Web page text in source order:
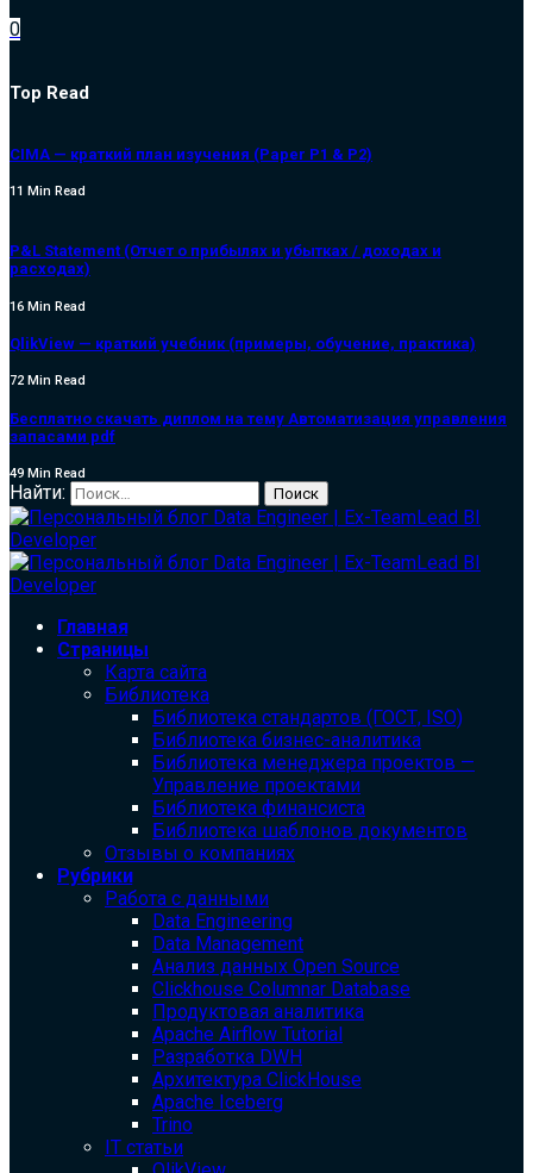
0
Top Read
CIMA — краткий план изучения (Paper P1 & P2)
11 Min Read
P&L Statement (Отчет о прибылях и убытках / доходах и
расходах)
16 Min Read
QlikView — краткий учебник (примеры, обучение, практика)
72 Min Read
Бесплатно скачать диплом на тему Автоматизация управления
запасами pdf
49 Min Read
Найти:
Главная
Страницы
Карта сайта
Библиотека
Библиотека cтандартов (ГОСТ, ISO)
Библиотека бизнес-аналитика
Библиотека менеджера проектов —
Управление проектами
Библиотека финансиста
Библиотека шаблонов документов
Отзывы о компаниях
Рубрики
Работа с данными
Data Engineering
Data Management
Анализ данных Open Source
Clickhouse Columnar Database
Продуктовая аналитика
Apache Airflow Tutorial
Разработка DWH
Архитектура ClickHouse
Apache Iceberg
Trino
IT статьи